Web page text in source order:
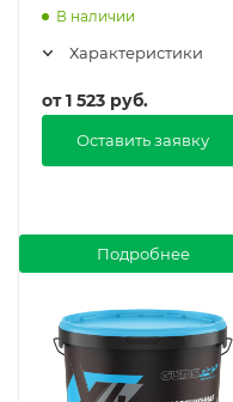
1К в Москве
В наличии
Характеристики
от1 523 руб.
Подробнее
Оставить заявку